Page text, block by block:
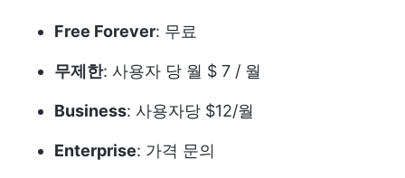
Free Forever: 무료
무제한: 사용자 당 월 $ 7 / 월
Business: 사용자당 $12/월
Enterprise: 가격 문의